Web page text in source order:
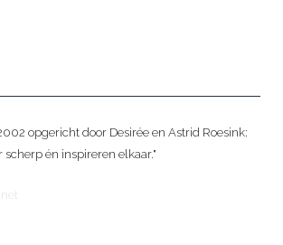
opgericht door Desirée en Astrid Roesink:
én inspireren elkaar."